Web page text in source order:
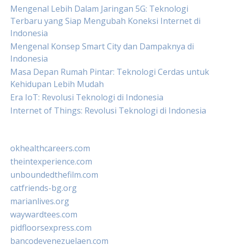
Mengenal Lebih Dalam Jaringan 5G: Teknologi
Terbaru yang Siap Mengubah Koneksi Internet di
Indonesia
Mengenal Konsep Smart City dan Dampaknya di
Indonesia
Masa Depan Rumah Pintar: Teknologi Cerdas untuk
Kehidupan Lebih Mudah
Era IoT: Revolusi Teknologi di Indonesia
Internet of Things: Revolusi Teknologi di Indonesia
okhealthcareers.com
theintexperience.com
unboundedthefilm.com
catfriends-bg.org
marianlives.org
waywardtees.com
pidfloorsexpress.com
bancodevenezuelaen.com